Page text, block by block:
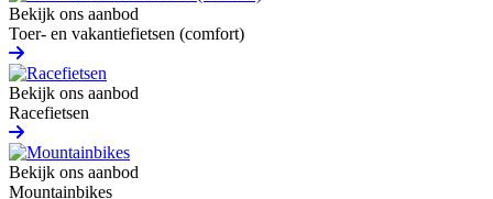
Bekijk ons aanbod
Toer- en vakantiefietsen (comfort)
Bekijk ons aanbod
Racefietsen
Bekijk ons aanbod
Mountainbikes